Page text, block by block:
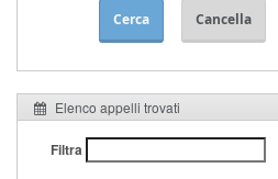
Cerca Cancella
Elenco appelli trovati
Filtra